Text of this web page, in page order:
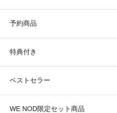
予約商品
特典付き
ベストセラー
WE NOD限定セット商品